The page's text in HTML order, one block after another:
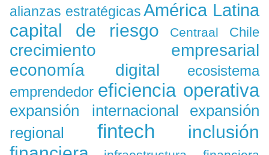
alianzas estratégicas América Latina
capital de riesgo Centraal Chile
crecimiento empresarial
economía digital
ecosistema
emprendedor eficiencia operativa
expansión internacional
expansión
regional
fintech
inclusión